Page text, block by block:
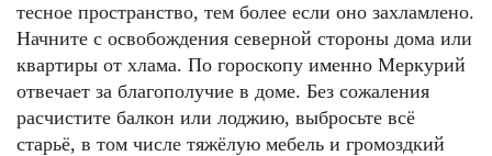
тесное пространство, тем более если оно захламлено.
Начните с освобождения северной стороны дома или
квартиры от хлама. По гороскопу именно Меркурий
отвечает за благополучие в доме. Без сожаления
расчистите балкон или лоджию, выбросьте всё
старьё, в том числе тяжёлую мебель и громоздкий